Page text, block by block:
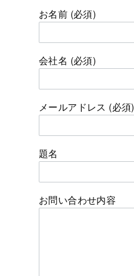
お名前 (必須)
会社名 (必須)
メールアドレス (必須)
題名
お問い合わせ内容